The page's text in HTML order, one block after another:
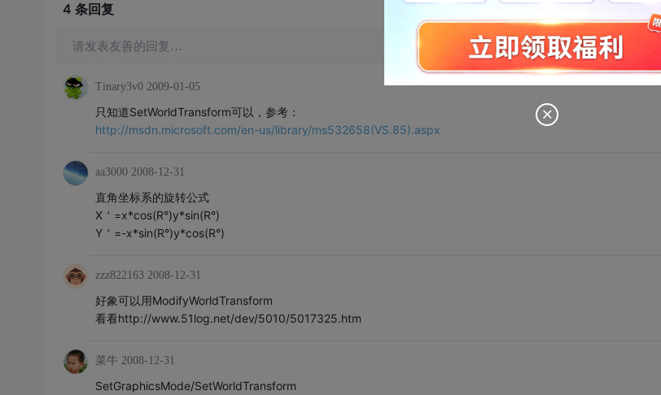
4 条回复
请发表友善的回复…
Tinary3v0 2009-01-05
只知道SetWorldTransform可以，参考：
http://msdn.microsoft.com/en-us/library/ms532658(VS.85).aspx
aa3000 2008-12-31
直角坐标系的旋转公式
X＇=x*cos(R°)y*sin(R°)
Y＇=-x*sin(R°)y*cos(R°)
zzz822163 2008-12-31
好象可以用ModifyWorldTransform
看看http://www.51log.net/dev/5010/5017325.htm
菜牛 2008-12-31
SetGraphicsMode/SetWorldTransform